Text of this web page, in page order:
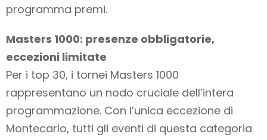
programma premi.
Masters 1000: presenze obbligatorie,
eccezioni limitate
Per i top 30, i tornei Masters 1000
rappresentano un nodo cruciale dell’intera
programmazione. Con l’unica eccezione di
Montecarlo, tutti gli eventi di questa categoria